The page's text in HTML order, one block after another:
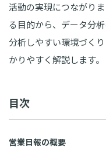
活動の実現につながり
る目的から、データ分
分析しやすい環境づく
かりやすく解説します。
目次
営業日報の概要